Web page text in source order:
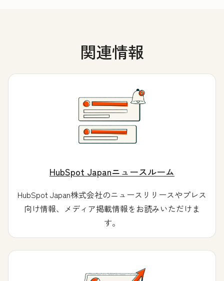
関連情報
HubSpot Japanニュースルーム
HubSpot Japan株式会社のニュースリリースやプレス
向け情報、メディア掲載情報をお読みいただけま
す。